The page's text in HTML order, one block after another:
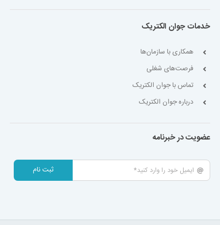
خدمات جوان الکتریک
همکاری با سازمان‌ها
فرصت‌های شغلی
تماس با جوان الکتریک
درباره جوان الکتریک
عضویت در خبرنامه
ثبت نام